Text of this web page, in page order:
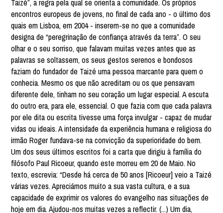
Taizé”, a regra pela qual se orienta a comunidade. Os próprios
encontros europeus de jovens, no final de cada ano - o último dos
quais em Lisboa, em 2004 - inserem-se no que a comunidade
designa de “peregrinação de confiança através da terra”. O seu
olhar e o seu sorriso, que falavam muitas vezes antes que as
palavras se soltassem, os seus gestos serenos e bondosos
faziam do fundador de Taizé uma pessoa marcante para quem o
conhecia. Mesmo os que não acreditam ou os que pensavam
diferente dele, tinham no seu coração um lugar especial. A escuta
do outro era, para ele, essencial. O que fazia com que cada palavra
por ele dita ou escrita tivesse uma força invulgar - capaz de mudar
vidas ou ideais. A intensidade da experiência humana e religiosa do
irmão Roger fundava-se na convicção da superioridade do bem.
Um dos seus últimos escritos foi a carta que dirigiu à família do
filósofo Paul Ricoeur, quando este morreu em 20 de Maio. No
texto, escrevia: “Desde há cerca de 50 anos [Ricoeur] veio a Taizé
várias vezes. Apreciámos muito a sua vasta cultura, e a sua
capacidade de exprimir os valores do evangelho nas situações de
hoje em dia. Ajudou-nos muitas vezes a reflectir. (...) Um dia,